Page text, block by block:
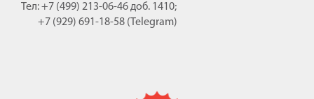
Тел: +7 (499) 213-06-46 доб. 1410;
+7 (929) 691-18-58 (Telegram)